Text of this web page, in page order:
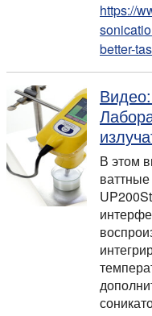
https://
better-
В этом